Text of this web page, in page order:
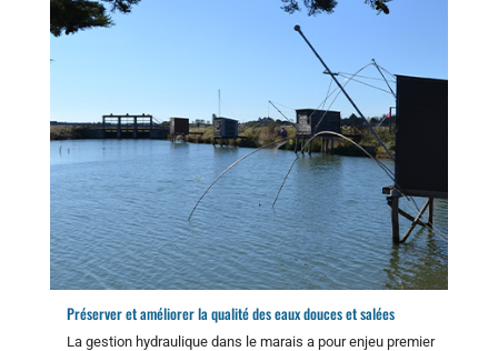
Préserver et améliorer la qualité des eaux douces et salées
La gestion hydraulique dans le marais a pour enjeu premier